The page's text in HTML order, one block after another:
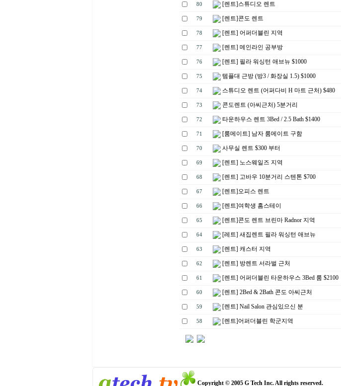
80 [렌트]스튜디오 렌트
79 [렌트]콘도 렌트
78 [렌트] 어퍼더블린 지역
77 [렌트] 메인라인 공부방
76 [렌트] 필라 워싱턴 애브뉴 $1000
75 템플대 근방 (방3 / 화장실 1.5) $1000
74 스튜디오 렌트 (어퍼다비 H 마트 근처) $480
73 콘도렌트 (아씨근처) 5분거리
72 타운하우스 렌트 3Bed / 2.5 Bath $1400
71 [룸메이트] 남자 룸메이트 구함
70 사무실 렌트 $300 부터
69 [렌트] 노스웨일즈 지역
68 [렌트] 고바우 10분거리 스텐톤 $700
67 [렌트]오피스 렌트
66 [렌트]여학생 홈스테이
65 [렌트]콘도 렌트 브린마 Radnor 지역
64 [레트] 새집렌트 필라 워싱턴 애브뉴
63 [렌트] 캐스터 지역
62 [렌트] 방렌트 서라벌 근처
61 [렌트] 어퍼더블린 타운하우스 3Bed 룸 $2100
60 [렌트] 2Bed & 2Bath 콘도 아씨근처
59 [렌트] Nail Salon 관심있으신 분
58 [렌트]어퍼더블린 학군지역
Copyright © 2005 G Tech Inc. All rights reserved.